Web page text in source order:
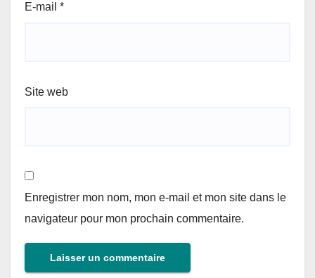
E-mail *
Site web
Enregistrer mon nom, mon e-mail et mon site dans le
navigateur pour mon prochain commentaire.